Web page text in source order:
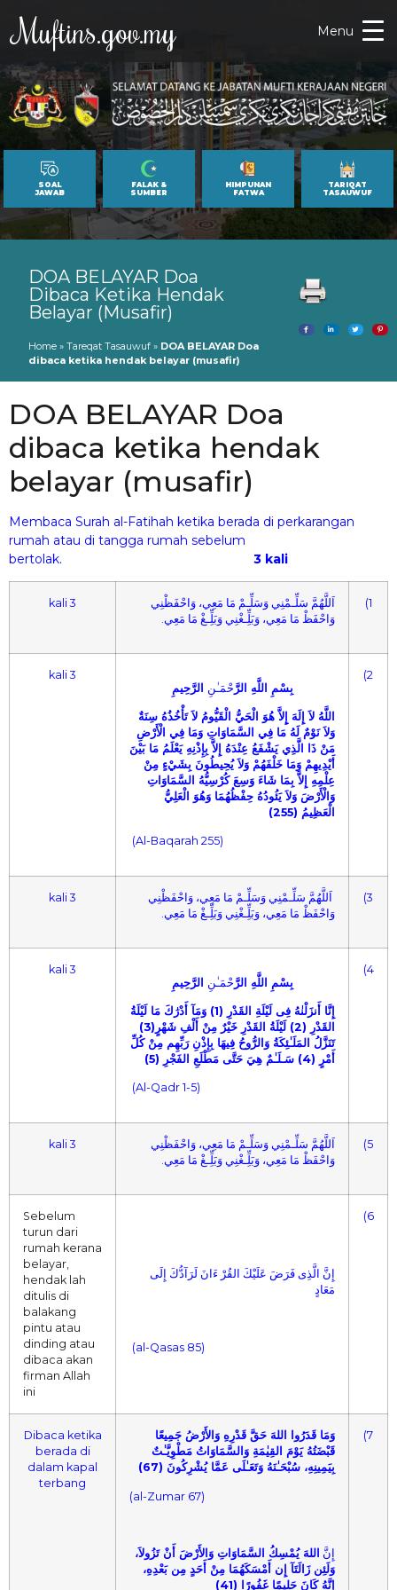
Muftins.gov.my Menu
SOAL
JAWAB
FALAK &
SUMBER
HIMPUNAN
FATWA
TARIQAT
TASAUWUF
DOA BELAYAR Doa
Dibaca Ketika Hendak
Belayar (musafir)
Home » Tareqat Tasauwuf » DOA BELAYAR Doa
dibaca ketika hendak belayar (musafir)
DOA BELAYAR Doa
dibaca ketika hendak
belayar (musafir)
Membaca Surah al-Fatihah ketika berada di perkarangan
rumah atau di tangga rumah sebelum
bertolak. 3 kali
3 kali
اَللَّهُمَّ سَلِّـمْنِي وَسَلِّـمْ مَا مَعِي، وَاحْفَظْنِي
وَاحْفَظْ مَا مَعِي، وَبَلِِّـغْنِي وَبَلِِّـغْ مَا مَعِي.
(1
3 kali
بِسْمِ اللَّهِ الرَّ حْمَـٰنِ الرَّحِيمِ
اللَّهُ لاَ إِلَهَ إِ ِلاَّ هُوَ الْحَيُّ الْقَيُّومُ لاَ تَأْخُذُهُ سِنَةٌ
وَلاَ نَوْمٌ لَهُ مَا فِي السَّمَاوَاتِ وَمَا فِي الْأَرْضِ
مَنْ ذَا الَّذِي يَشْفَعُ عِنْدَهُ إِلاَّ بِإِذْنِهِ يَعْلَمُ مَا بَيْنَ
أَيْدِيهِمْ وَمَا خَلْفَهُمْ وَلاَ يُحِيطُونَ بِشَيْءٍ مِنْ
عِلْمِهِ إِلاَّ بِمَا شَاءَ وَسِعَ كُرْسِيُّهُ السَّمَاوَاتِ
وَالْأَرْضَ وَلاَ يَئُودُهُ حِفْظُهُمَا وَهُوَ الْعَلِيُّ
الْعَظِيمُ (255)
(Al-Baqarah 255)
(2
3 kali
اَللَّهُمَّ سَلِّـمْنِي وَسَلِّـمْ مَا مَعِي، وَاحْفَظْنِي
وَاحْفَظْ مَا مَعِي، وَبَلِِّـغْنِي وَبَلِِّـغْ مَا مَعِي.
(3
3 kali
بِسْمِ اللَّهِ الرَّ حْمَـٰنِ الرَّحِيمِ
إِنَّا أَنزَلْنٰهُ فِى لَيْلَةِ القَدْرِ (1) وَمَآ أَدْرَٰكَ مَا لَيْلَةُ
القَدْرِ (2) لَيْلَةُ القَدْرِ خَيْرٌ مِنْ أَلْفِ شَهْرٍ(3)
تَنَزَّلُ المَلَـٰئِكَةُ وَالرُّوحُ فِيهَا بِإِذْنِ رَبِّهِم مِنْ كُلِّ
أَمْرٍ (4) سَـلَـٰمٌ هِيَ حَتَّى مَطْلَعِ الفَجْرِ (5)
(Al-Qadr 1-5)
(4
3 kali
اَللَّهُمَّ سَلِّـمْنِي وَسَلِّـمْ مَا مَعِي، وَاحْفَظْنِي
وَاحْفَظْ مَا مَعِي، وَبَلِِّـغْنِي وَبَلِِّـغْ مَا مَعِي.
(5
Sebelum
turun dari
rumah kerana
belayar,
hendak lah
ditulis di
balakang
pintu atau
dinding atau
dibaca akan
firman Allah
ini
إِنَّ الَّذِى فَرَضَ عَلَيْكَ القُرْ ءَانَ لَرَآدُّكَ إِلَى
مَعَادٍ
(al-Qasas 85)
(6
Dibaca ketika
berada di
dalam kapal
terbang
وَمَا قَدَرُوا اللهَ حَقَّ قَدْرِهِ وَالأَرْضُ جَمِيعًا
قَبْضَتُهُ يَوْمَ القِيٰمَةِ وَالسَّمَاوَاتُ مَطْوِيَّـٰتٌ
بِيَمِينِهِ، سُبْحَـٰنَهُ وَتَعَـٰلَى عَمَّا يُشْرِكُونَ (67)
(al-Zumar 67)
إِنَّ اللهَ يُمْسِكُ السَّمَاوَاتِ وَالأَرْضَ أَنْ تَزُولاَ،
وَلَئِن زَالَتَآ إِن أَمْسَكَهُمَا مِنْ أَحَدٍ مِن بَعْدِهِ،
إِنَّهُ كَانَ حَلِيمًا غَفُورًا (41)
(7